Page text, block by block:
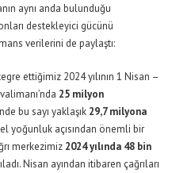
aynı anda bulunduğu
destekleyici gücünü
verilerini de paylaştı:
ettiğimiz 2024 yılının 1 Nisan –
25 milyon
bu sayı yaklaşık 29,7 milyona
yoğunluk açısından önemli bir
merkezimiz 2024 yılında 48 bin
Nisan ayından itibaren çağrıları